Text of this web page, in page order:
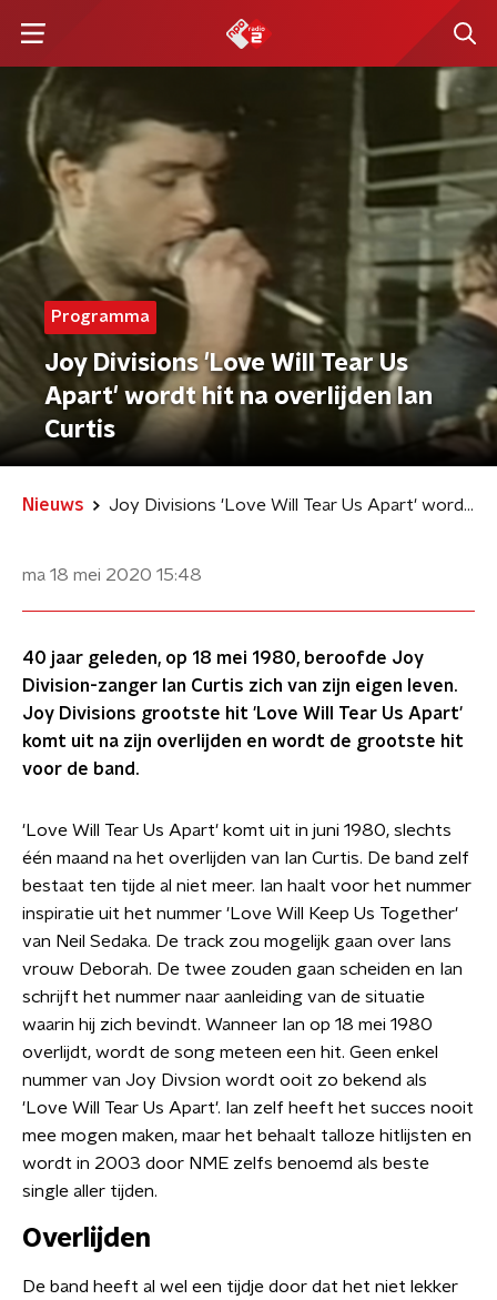
Programma
Joy Divisions 'Love Will Tear Us
Apart' wordt hit na overlijden Ian
Curtis
Nieuws Joy Divisions 'Love Will Tear Us Apart' wordt hit na overlijden Ian Curtis
ma 18 mei 2020 15:48
40 jaar geleden, op 18 mei 1980, beroofde Joy
Division-zanger Ian Curtis zich van zijn eigen leven.
Joy Divisions grootste hit 'Love Will Tear Us Apart'
komt uit na zijn overlijden en wordt de grootste hit
voor de band.
'Love Will Tear Us Apart' komt uit in juni 1980, slechts
één maand na het overlijden van Ian Curtis. De band zelf
bestaat ten tijde al niet meer. Ian haalt voor het nummer
inspiratie uit het nummer 'Love Will Keep Us Together'
van Neil Sedaka. De track zou mogelijk gaan over Ians
vrouw Deborah. De twee zouden gaan scheiden en Ian
schrijft het nummer naar aanleiding van de situatie
waarin hij zich bevindt. Wanneer Ian op 18 mei 1980
overlijdt, wordt de song meteen een hit. Geen enkel
nummer van Joy Divsion wordt ooit zo bekend als
'Love Will Tear Us Apart'. Ian zelf heeft het succes nooit
mee mogen maken, maar het behaalt talloze hitlijsten en
wordt in 2003 door NME zelfs benoemd als beste
single aller tijden.
Overlijden
De band heeft al wel een tijdje door dat het niet lekker